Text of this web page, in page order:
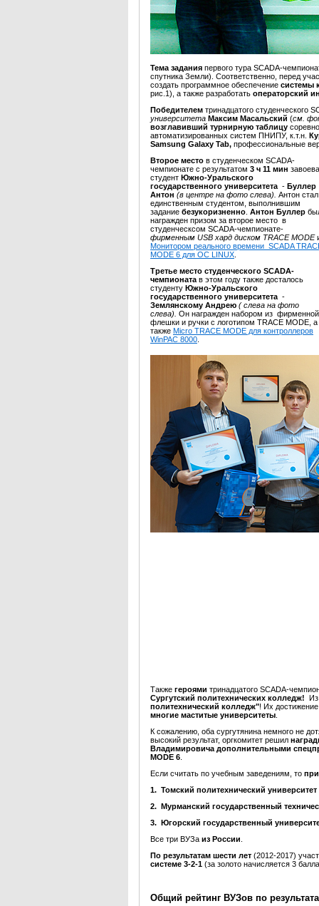
Тема задания первого тура SCADA-
спутника Земли). Соответственно, перед
создать программное обеспечение системы
рис.1), а также разработать операторский
Победителем тринадцатого студенческого
университета Максим Масальский (см.
возглавивший турнирную таблицу
автоматизированных систем ПНИПУ, к.т.н.
Samsung Galaxy Tab, профессиональные
Второе место в студенческом SCADA-
чемпионате с результатом 3 ч 11 мин
студент Южно-Уральского
государственного университета - Буллер
Антон (в центре на фото слева). Антон стал
единственным студентом, выполнившим
задание безукоризненно Антон Буллер
награжден призом за второе место в
студенческсом SCADA-чемпионате-
фирменным USB хард диском TRACE MODE
Монитором реального времени SCADA
MODE 6 для ОС LINUX
Третье место студенческого SCADA-
чемпионата в этом году также досталось
студенту Южно-Уральского
государственного университета -
Землянскому Андрею ( слева на фото
слева). Он награжден набором из фирменной
флешки и ручки с логотипом TRACE MODE, а
также Micro TRACE MODE для контроллеров
WinPAC 8000
Также героями тринадцатого SCADA-
Сургутский политехнических колледж!
политехнический колледж"! Их
многие маститые университеты
К сожалению, оба сургутянина немного не
высокий результат, оргкомитет решил
Владимировича дополнительными
MODE 6
Если считать по учебным заведениям, то
1. Томский политехнический университет
2. Мурманский государственный
3. Югорский государственный
Все три ВУЗа из России
По результатам шести лет (2012-2017)
системе 3-2-1 (за золото начисляется 3
Общий рейтинг ВУЗов по